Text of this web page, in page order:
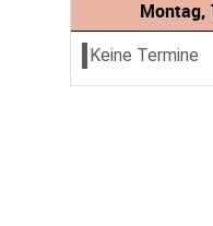
Montag,
Keine Termine